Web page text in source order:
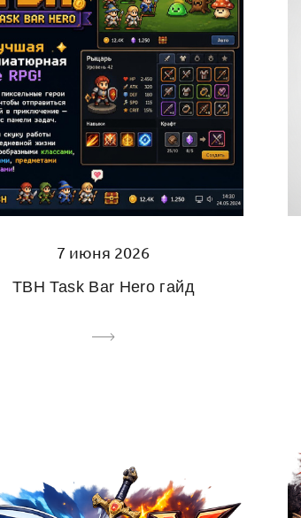
7 июня 2026
TBH Task Bar Hero гайд